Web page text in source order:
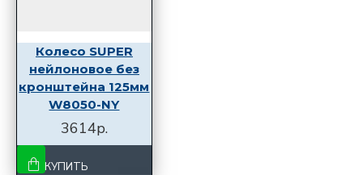
Колесо SUPER
нейлоновое без
кронштейна 125мм
W8050-NY
3614р.
КУПИТЬ